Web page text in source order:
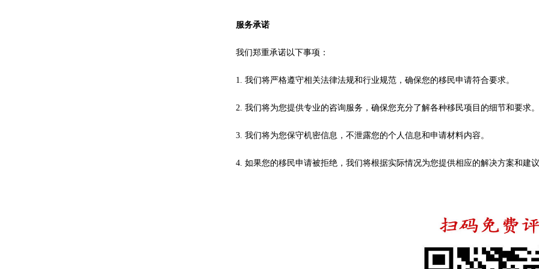
服务承诺
我们郑重承诺以下事项：
1. 我们将严格遵守相关法律法规和行业规范，确保您的移民申请符合要求。
2. 我们将为您提供专业的咨询服务，确保您充分了解各种移民项目的细节和要求
3. 我们将为您保守机密信息，不泄露您的个人信息和申请材料内容。
4. 如果您的移民申请被拒绝，我们将根据实际情况为您提供相应的解决方案和建